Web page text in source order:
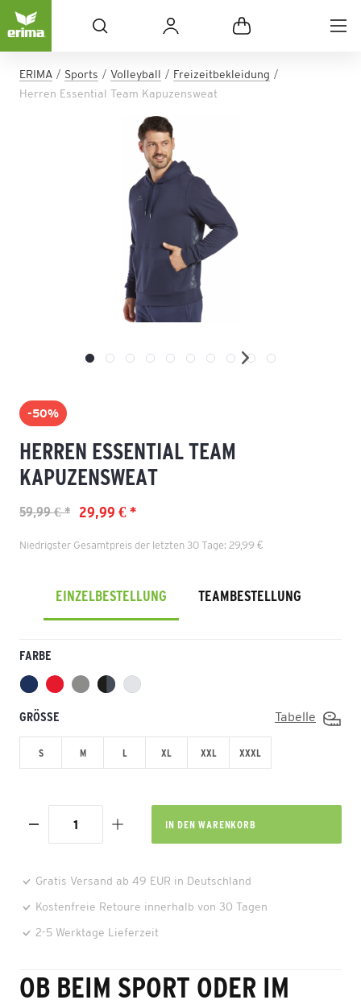
ERIMA Sports Volleyball
Freizeitbekleidung
Herren Essential Team Kapuzensweat
-50%
HERREN ESSENTIAL TEAM
KAPUZENSWEAT
29,99 € *
59,99 € *
Niedrigster Gesamtpreis der letzten 30 Tage: 29,99 €
EINZELBESTELLUNG TEAMBESTELLUNG
FARBE
GRÖSSE Tabelle
S M L XL XXL XXXL
IN DEN WARENKORB
Gratis Versand ab 49 EUR in Deutschland
Kostenfreie Retoure innerhalb von 30 Tagen
2-5 Werktage Lieferzeit
OB BEIM SPORT ODER IM